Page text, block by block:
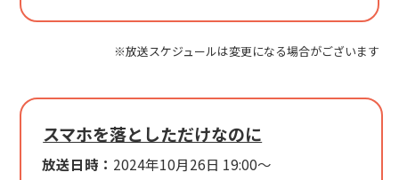
※放送スケジュールは変更になる場合がございます
スマホを落としただけなのに
放送日時： 2024年10月26日 19:00～